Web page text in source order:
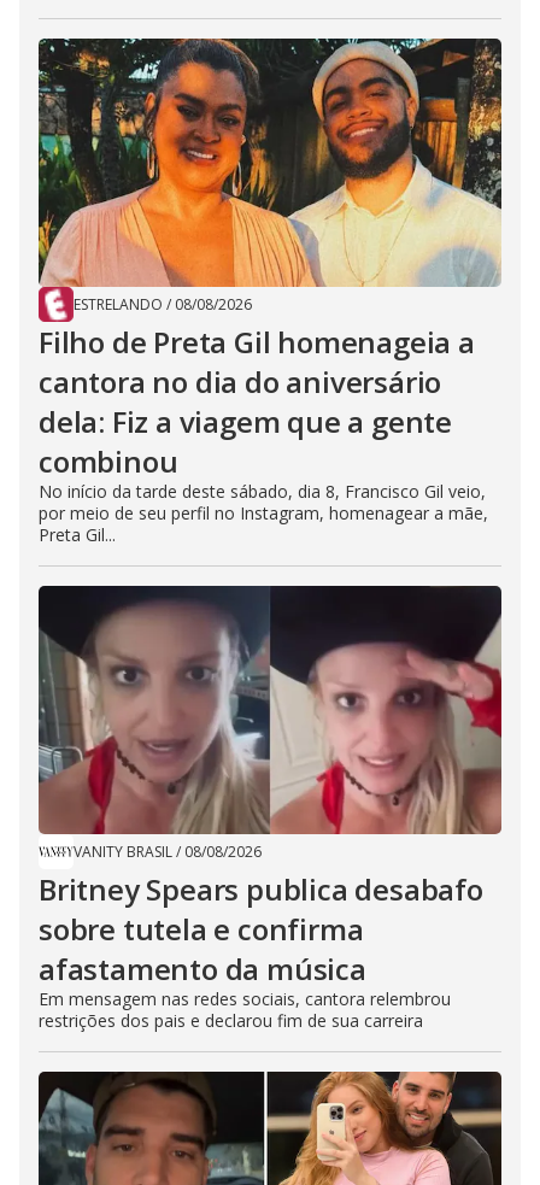
ESTRELANDO / 08/08/2026
Filho de Preta Gil homenageia a
cantora no dia do aniversário
dela: Fiz a viagem que a gente
combinou
No início da tarde deste sábado, dia 8, Francisco Gil veio,
por meio de seu perfil no Instagram, homenagear a mãe,
Preta Gil...
VANITY BRASIL/ 08/08/2026
Britney Spears publica desabafo
sobre tutela e confirma
afastamento da música
Em mensagem nas redes sociais, cantora relembrou
restrições dos pais e declarou fim de sua carreira